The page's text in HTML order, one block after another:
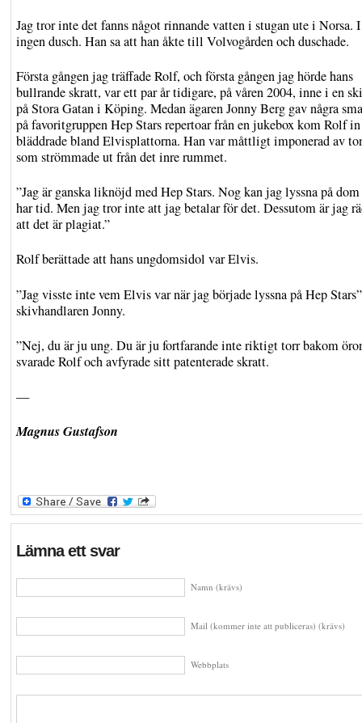
Jag tror inte det fanns något rinnande vatten i stugan ute i Norsa.
ingen dusch. Han sa att han åkte till Volvogården och duschade.
Första gången jag träffade Rolf, och första gången jag hörde hans
bullrande skratt, var ett par år tidigare, på våren 2004, inne i en
på Stora Gatan i Köping. Medan ägaren Jonny Berg gav några
på favoritgruppen Hep Stars repertoar från en jukebox kom Rolf
bläddrade bland Elvisplattorna. Han var måttligt imponerad av
som strömmade ut från det inre rummet.
”Jag är ganska liknöjd med Hep Stars. Nog kan jag lyssna på
har tid. Men jag tror inte att jag betalar för det. Dessutom är jag
att det är plagiat.”
Rolf berättade att hans ungdomsidol var Elvis.
”Jag visste inte vem Elvis var när jag började lyssna på Hep
skivhandlaren Jonny.
”Nej, du är ju ung. Du är ju fortfarande inte riktigt torr bakom
svarade Rolf och avfyrade sitt patenterade skratt.
—
Magnus Gustafson
Lämna ett svar
Namn (krävs)
Mail (kommer inte att publiceras) (krävs)
Webbplats